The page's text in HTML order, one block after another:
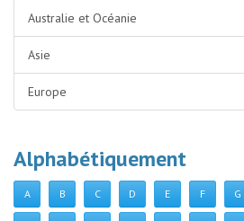
Australie et Océanie
Asie
Europe
Alphabétiquement
A B C D E F G